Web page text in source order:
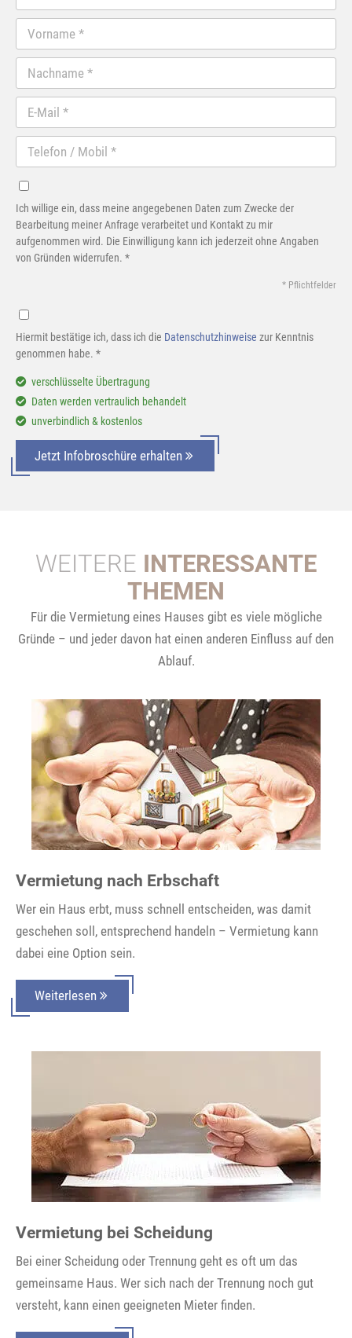
Ich willige ein, dass meine angegebenen Daten zum Zwecke der
Bearbeitung meiner Anfrage verarbeitet und Kontakt zu mir
aufgenommen wird. Die Einwilligung kann ich jederzeit ohne Angaben
von Gründen widerrufen. *
* Pflichtfelder
Hiermit bestätige ich, dass ich die Datenschutzhinweise zur Kenntnis
genommen habe. *
verschlüsselte Übertragung
Daten werden vertraulich behandelt
unverbindlich & kostenlos
Jetzt Infobroschüre erhalten
WEITERE INTERESSANTE
THEMEN
Für die Vermietung eines Hauses gibt es viele mögliche
Gründe – und jeder davon hat einen anderen Einfluss auf den
Ablauf.
Vermietung nach Erbschaft
Wer ein Haus erbt, muss schnell entscheiden, was damit
geschehen soll, entsprechend handeln – Vermietung kann
dabei eine Option sein.
Weiterlesen
Vermietung bei Scheidung
Bei einer Scheidung oder Trennung geht es oft um das
gemeinsame Haus. Wer sich nach der Trennung noch gut
versteht, kann einen geeigneten Mieter finden.